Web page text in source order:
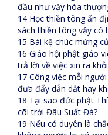
đầu như vậy hòa
14 Học thiền tông ấn
sách thiền tông vậy có
15 Bài kệ chúc mừng
16 Giáo hội phật giáo
trả lời về việc xin ra
17 Công việc mỗi
đưa đẩy dẫn dắt hay
18 Tại sao đức phật
cõi trời Đâu Suất Đà?
19 Nếu có duyên là